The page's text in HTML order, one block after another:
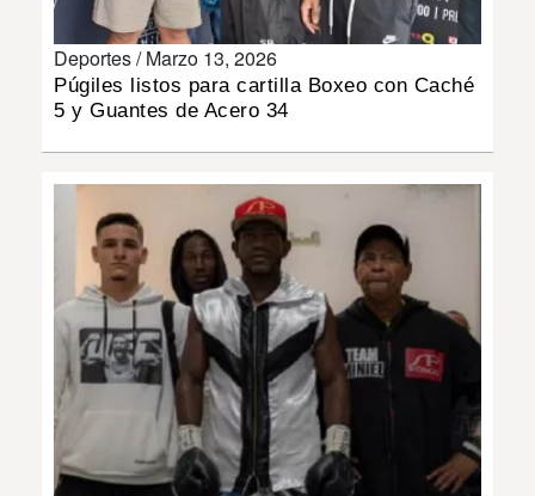
DEPORTES
MUNDO
INSÓLITAS
MULTIMEDIA
IMPRESO
Deportes /Marzo 13, 2026
Púgiles listos para cartilla Boxeo con Caché
5 y Guantes de Acero 34